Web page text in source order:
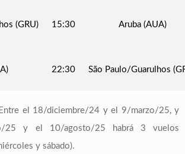
(GRU) 15:30 Aruba (AUA)
22:30 São Paulo/Guarulhos
Entre el 18/diciembre/24 y el 9/marzo/25, y
25 y el 10/agosto/25 habrá 3 vuelos
y sábado).